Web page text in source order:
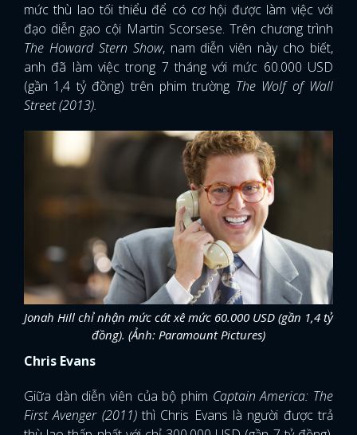
mức thù lao tối thiểu để có cơ hội được làm việc với
đạo diễn gạo cội Martin Scorsese. Trên chương trình
The Howard Stern Show, nam diễn viên này cho biết,
anh đã làm việc trong 7 tháng với mức 60.000 USD
(gần 1,4 tỷ đồng) trên phim trường The Wolf of Wall
Street (2013).
Jonah Hill chỉ nhận mức cát xê mức 60.000 USD (gần 1,4 tỷ
đồng). (Ảnh: Paramount Pictures)
Chris Evans
Giữa dàn diễn viên của bộ phim Captain America: The
First Avenger (2011)thì Chris Evans là người được trả